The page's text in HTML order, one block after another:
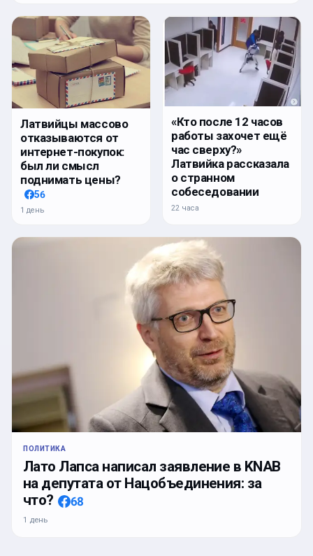
Латвийцы массово
отказываются от
интернет-покупок:
был ли смысл
поднимать цены?
56
1 день
«Кто после 12 часов
работы захочет ещё
час сверху?»
Латвийка рассказала
о странном
собеседовании
22 часа
ПОЛИТИКА
Лато Лапса написал заявление в KNAB
на депутата от Нацобъединения: за
что?
68
1 день